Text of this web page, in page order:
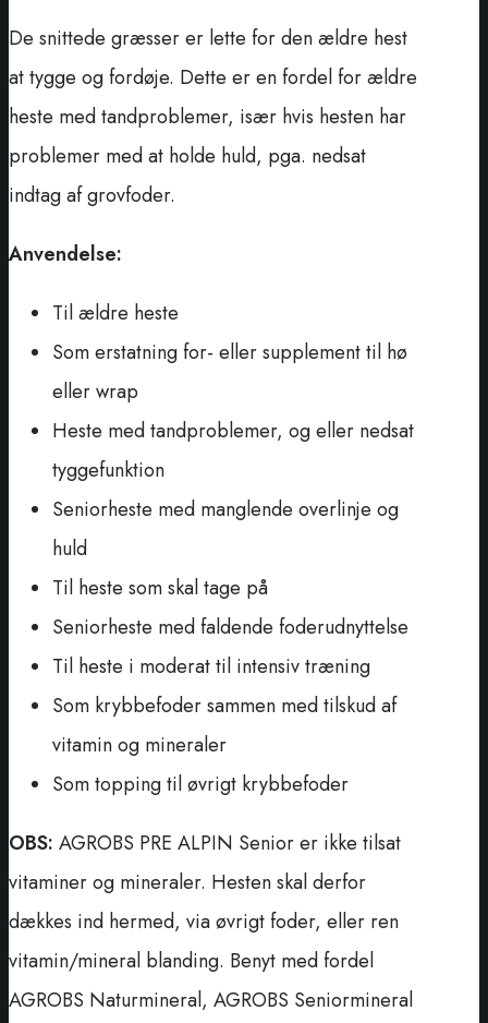
De snittede græsser er lette for den ældre hest
at tygge og fordøje. Dette er en fordel for ældre
heste med tandproblemer, især hvis hesten har
problemer med at holde huld, pga. nedsat
indtag af grovfoder.
Anvendelse:
Til ældre heste
Som erstatning for- eller supplement til hø
eller wrap
Heste med tandproblemer, og eller nedsat
tyggefunktion
Seniorheste med manglende overlinje og
huld
Til heste som skal tage på
Seniorheste med faldende foderudnyttelse
Til heste i moderat til intensiv træning
Som krybbefoder sammen med tilskud af
vitamin og mineraler
Som topping til øvrigt krybbefoder
OBS: AGROBS PRE ALPIN Senior er ikke tilsat
vitaminer og mineraler. Hesten skal derfor
dækkes ind hermed, via øvrigt foder, eller ren
vitamin/mineral blanding. Benyt med fordel
AGROBS Naturmineral, AGROBS Seniormineral